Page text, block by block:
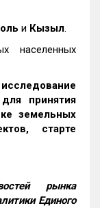
и Кызыл.
населенных
принятия
земельных
старте
рынка
Единого